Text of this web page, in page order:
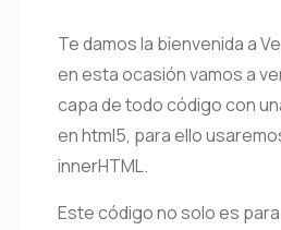
Te damos la bienvenida a
en esta ocasión vamos a
capa de todo código con
en html5, para ello
innerHTML.
Este código no solo es